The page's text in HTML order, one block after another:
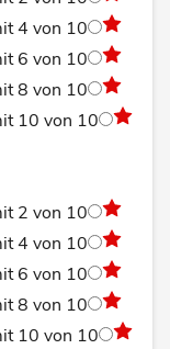
4 von 10
6 von 10
8 von 10
10 von 10
2 von 10
4 von 10
6 von 10
8 von 10
10 von 10